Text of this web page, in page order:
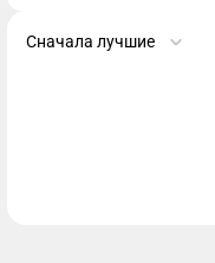
Сначала лучшие